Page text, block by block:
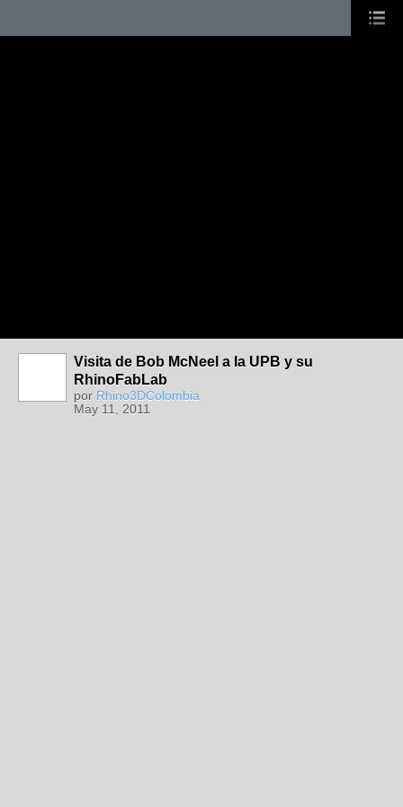
Visita de Bob McNeel a la UPB y su
RhinoFabLab
por Rhino3DColombia
May 11, 2011